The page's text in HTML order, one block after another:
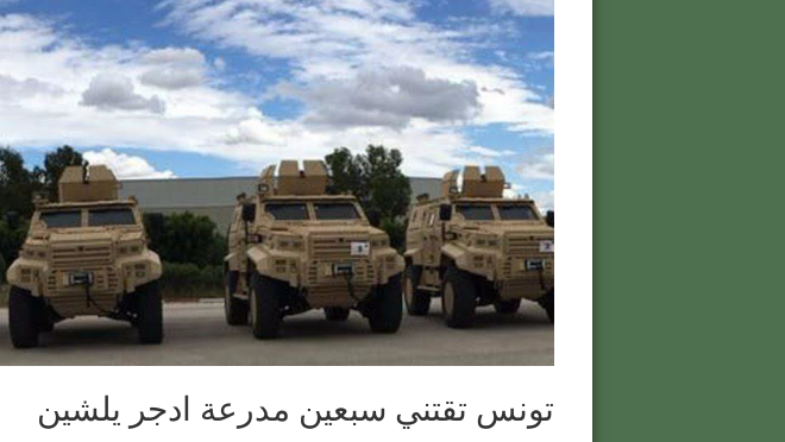
تونس تقتني سبعين مدرعة ادجر يلشين